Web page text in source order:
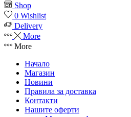
Shop
0 Wishlist
Delivery
More
More
Начало
Магазин
Новини
Правила за доставка
Контакти
Нашите оферти